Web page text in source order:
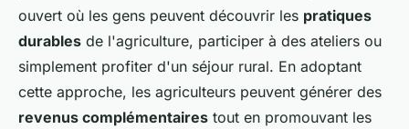
ouvert où les gens peuvent découvrir les pratiques
durables de l'agriculture, participer à des ateliers ou
simplement profiter d'un séjour rural. En adoptant
cette approche, les agriculteurs peuvent générer des
revenus complémentaires tout en promouvant les